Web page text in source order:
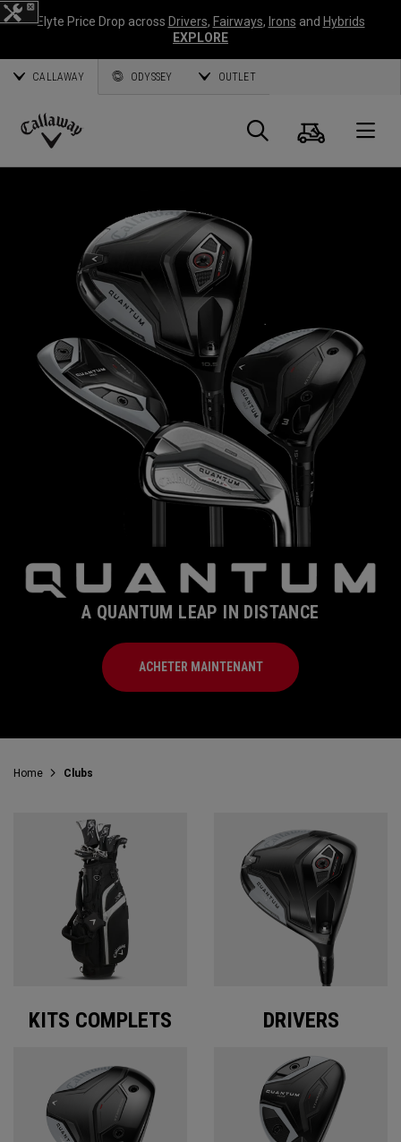
Elyte Price Drop across Drivers, Fairways, Irons and Hybrids
EXPLORE
CALLAWAY ODYSSEY OUTLET
Callaway
Panier
A QUANTUM LEAP IN DISTANCE
ACHETER MAINTENANT
Home Clubs
KITS COMPLETS DRIVERS